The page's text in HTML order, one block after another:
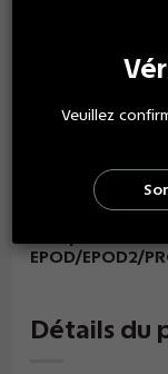
Ce pack
liquide,
nicotine.
EPOD/EPOD2/
Détails du
Veuillez